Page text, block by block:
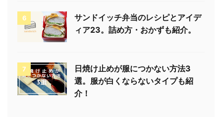
6
サンドイッチ弁当のレシピとアイデ
ィア23。詰め方・おかずも紹介。
7
日焼け止めが服につかない方法3
選。服が白くならないタイプも紹
介！